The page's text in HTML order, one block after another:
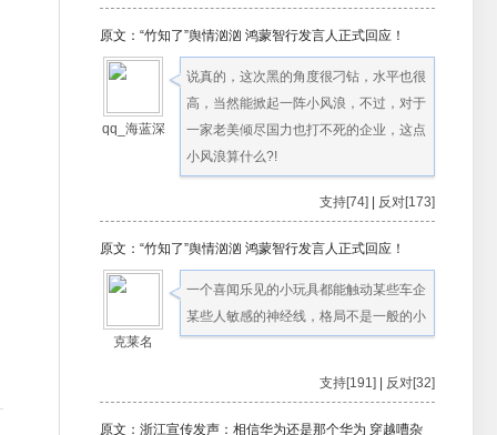
原文：“竹知了”舆情汹汹 鸿蒙智行发言人正式回应！
qq_海蓝深
说真的，这次黑的角度很刁钻，水平也很
高，当然能掀起一阵小风浪，不过，对于
一家老美倾尽国力也打不死的企业，这点
小风浪算什么?!
支持[74] 反对[173]
原文：“竹知了”舆情汹汹 鸿蒙智行发言人正式回应！
克莱名
一个喜闻乐见的小玩具都能触动某些车企
某些人敏感的神经线，格局不是一般的小
支持[191] 反对[32]
原文：浙江宣传发声：相信华为还是那个华为 穿越嘈杂